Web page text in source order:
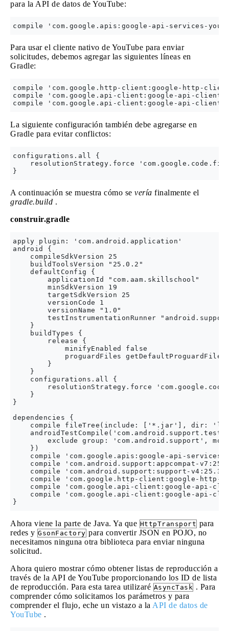
para la API de datos de YouTube:
Para usar el cliente nativo de YouTube para enviar
solicitudes, debemos agregar las siguientes líneas en
Gradle:
compile 'com.google.http-client:google-http-
compile 'com.google.api-client:google-api-client-
La siguiente configuración también debe agregarse en
Gradle para evitar conflictos:
configurations.all {
resolutionStrategy.force
A continuación se muestra cómo se vería finalmente el
gradle.build .
construir.gradle
apply plugin: 'com.android.application'
android {
    compileSdkVersion 25
    buildToolsVersion "25.0.2"
    defaultConfig {
        applicationId "com.aam.skillschool"
        minSdkVersion 19
        targetSdkVersion 25
        versionCode 1
        versionName "1.0"
testInstrumentationRunner
    }
    buildTypes {
        release {
            minifyEnabled false
proguardFiles
        }
    }
    configurations.all {
resolutionStrategy.force
    }
}
dependencies {
compile fileTree(include: ['*.jar'], dir:
exclude group: 'com.android.support',
    })
compile 'com.google.apis:google-api-
compile 'com.android.support:appcompat-
compile 'com.android.support:support-
compile 'com.google.http-client:google-http-
compile 'com.google.api-client:google-api-
compile 'com.google.api-client:google-api-
Ahora viene la parte de Java. Ya que HttpTransport para
redes y GsonFactory para convertir JSON en POJO, no
necesitamos ninguna otra biblioteca para enviar ninguna
solicitud.
Ahora quiero mostrar cómo obtener listas de reproducción a
través de la API de YouTube proporcionando los ID de lista
de reproducción. Para esta tarea utilizaré AsyncTask . Para
comprender cómo solicitamos los parámetros y para
comprender el flujo, eche un vistazo a la API de datos de
YouTube .